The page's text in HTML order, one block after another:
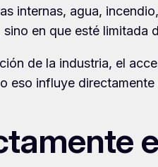
internas, agua,
en que esté limitada
de la industria, el
eso influye